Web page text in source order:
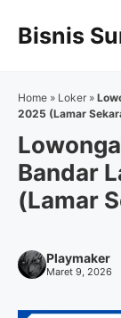
Bisnis
Home » Loker »
2025 (Lamar
Bandar
(Lamar
Playmaker
Maret 9, 2026